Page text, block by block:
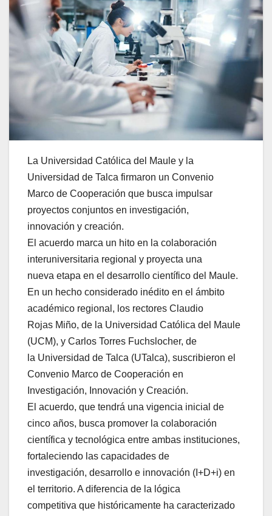
La Universidad Católica del Maule y la
Universidad de Talca firmaron un Convenio
Marco de Cooperación que busca impulsar
proyectos conjuntos en investigación,
innovación y creación.
El acuerdo marca un hito en la colaboración
interuniversitaria regional y proyecta una
nueva etapa en el desarrollo científico del Maule.
En un hecho considerado inédito en el ámbito
académico regional, los rectores Claudio
Rojas Miño, de la Universidad Católica del Maule
(UCM), y Carlos Torres Fuchslocher, de
la Universidad de Talca (UTalca), suscribieron el
Convenio Marco de Cooperación en
Investigación, Innovación y Creación.
El acuerdo, que tendrá una vigencia inicial de
cinco años, busca promover la colaboración
científica y tecnológica entre ambas instituciones,
fortaleciendo las capacidades de
investigación, desarrollo e innovación (I+D+i) en
el territorio. A diferencia de la lógica
competitiva que históricamente ha caracterizado